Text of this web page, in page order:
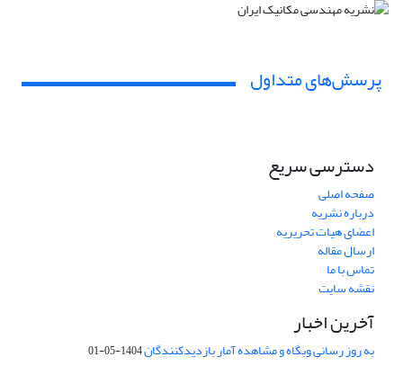
پرسش‌های متداول
دسترسی سریع
صفحه اصلی
درباره نشریه
اعضای هیات تحریریه
ارسال مقاله
تماس با ما
نقشه سایت
آخرین اخبار
به روز رسانی وبگاه و مشاهده آمار بازدیدکنندگان1404-05-01